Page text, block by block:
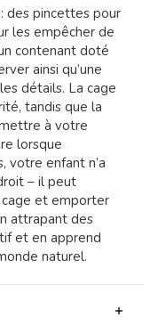
des pincettes pour
les empêcher de
contenant doté
ainsi qu’une
détails. La cage
tandis que la
à votre
lorsque
votre enfant n’a
– il peut
et emporter
attrapant des
et en apprend
naturel.